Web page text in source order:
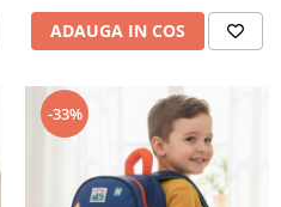
ADAUGA IN COS
-33%